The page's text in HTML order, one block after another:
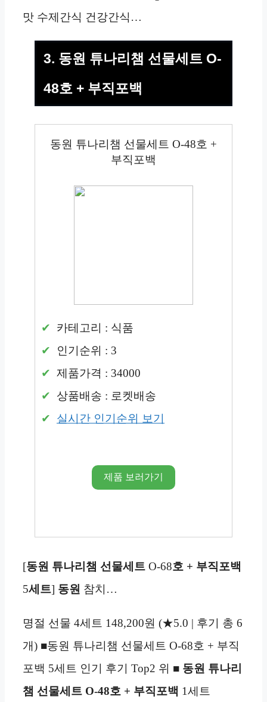
맛 수제간식 건강간식…
3. 동원 튜나리챔 선물세트 O-
48호 + 부직포백
동원 튜나리챔 선물세트 O-48호 +
부직포백
카테고리 : 식품
인기순위 : 3
제품가격 : 34000
상품배송 : 로켓배송
실시간 인기순위 보기
제품 보러가기
[동원 튜나리챔 선물세트 O-68호 + 부직포백
5세트] 동원 참치…
명절 선물 4세트 148,200원 (★5.0 | 후기 총 6
개) ■동원 튜나리챔 선물세트 O-68호 + 부직
포백 5세트 인기 후기 Top2 위 ■ 동원 튜나리
챔 선물세트 O-48호 + 부직포백 1세트